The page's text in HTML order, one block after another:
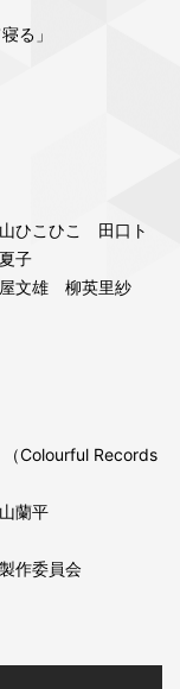
る」
ひこひこ 田口ト
子
文雄 柳英里紗
Colourful Records
蘭平
作委員会